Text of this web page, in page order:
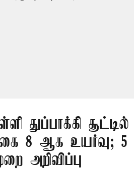
துப்பாக்கி சூட்டில்
8 ஆக உயர்வு; 5
அறிவிப்பு